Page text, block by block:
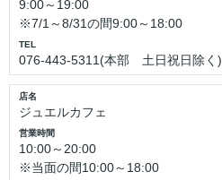
9:00～19:00
※7/1～8/31の間9:00～18:00
TEL
076-443-5311(本部 土日祝日除く)
店名
ジュエルカフェ
営業時間
10:00～20:00
※当面の間10:00～18:00